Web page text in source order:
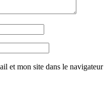
et mon site dans le navigateur